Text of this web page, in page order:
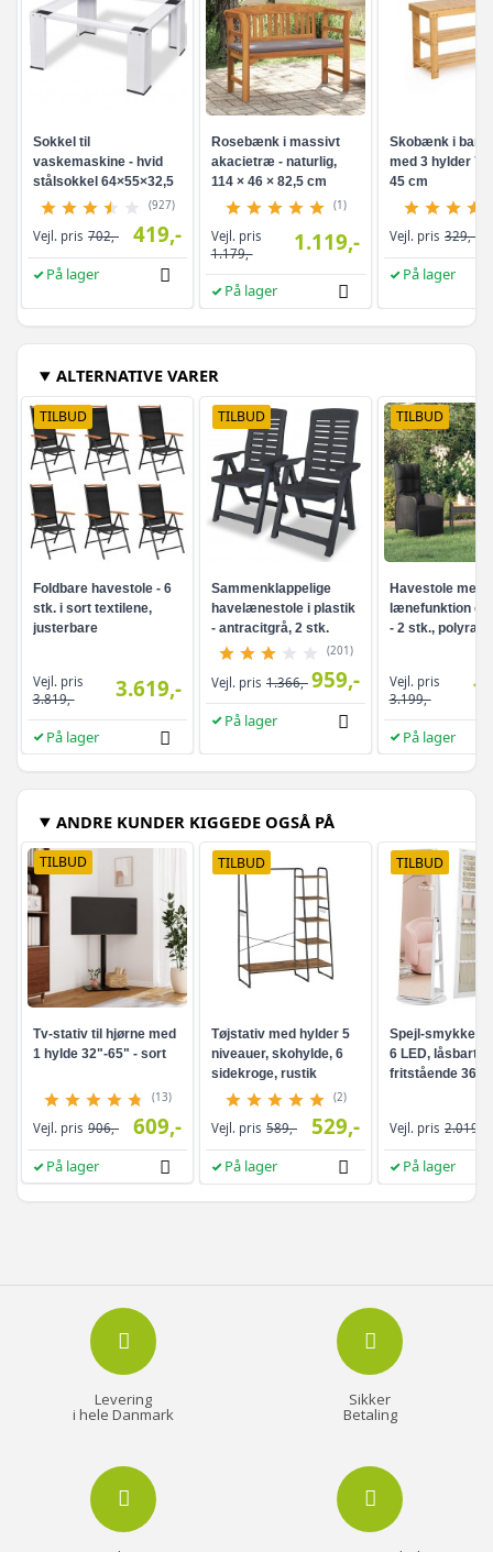
Sokkel til
vaskemaskine - hvid
stålsokkel 64×55×32,5
cm
(927)
Vejl. pris 702,- 419,-
På lager
Rosebænk i massivt
akacietræ - naturlig,
114 × 46 × 82,5 cm
(1)
Vejl. pris
1.179,-
1.119,-
På lager
Skobænk i
med 3 hylder 70
45 cm
Vejl. pris 329,-
På lager
ALTERNATIVE VARER
TILBUD
Foldbare havestole - 6
stk. i sort textilene,
justerbare
Vejl. pris
3.819,-
3.619,-
På lager
TILBUD
Sammenklappelige
havelænestole i plastik
- antracitgrå, 2 stk.
(201)
Vejl. pris 1.366,- 959,-
På lager
TILBUD
Havestole med
lænefunktion og
- 2 stk.,
Vejl. pris
3.199,-
På lager
ANDRE KUNDER KIGGEDE OGSÅ PÅ
TILBUD
Tv-stativ til hjørne med
1 hylde 32"-65" - sort
(13)
Vejl. pris 906,- 609,-
På lager
TILBUD
Tøjstativ med hylder 5
niveauer, skohylde, 6
sidekroge, rustik
brun/sort
(2)
Vejl. pris 589,- 529,-
På lager
TILBUD
Spejl-
6 LED, låsbart -
fritstående 360°
helkropsspejl, 3
hvid/greige
Vejl. pris 2.019,-
På lager
Levering
i hele Danmark
Sikker
Betaling